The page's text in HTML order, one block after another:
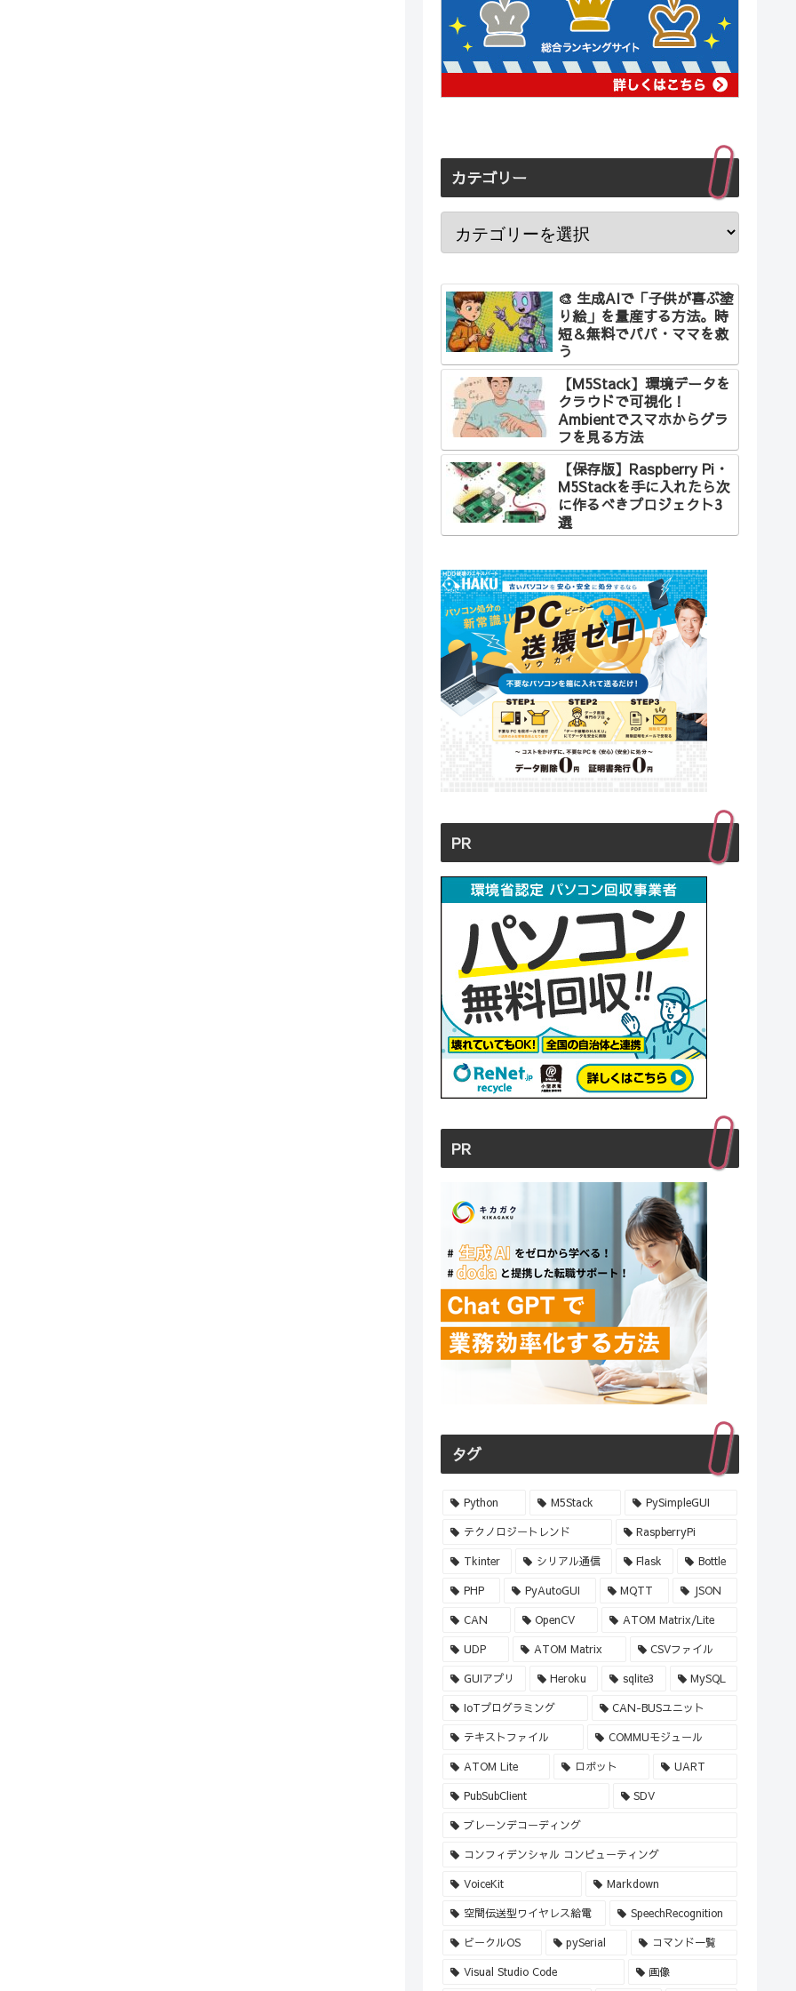
カテゴリー
🎨 生成AIで「子供が喜ぶ塗
り絵」を量産する方法。時
短＆無料でパパ・ママを救
う
【M5Stack】環境データを
クラウドで可視化！
Ambientでスマホからグラ
フを見る方法
【保存版】Raspberry Pi・
M5Stackを手に入れたら次
に作るべきプロジェクト3
選
PR
PR
タグ
Python M5Stack PySimpleGUI
テクノロジートレンド RaspberryPi
Tkinter シリアル通信 Flask Bottle
PHP PyAutoGUI MQTT JSON
CAN OpenCV ATOM Matrix/Lite
UDP ATOM Matrix CSVファイル
GUIアプリ Heroku sqlite3 MySQL
IoTプログラミング CAN-BUSユニット
テキストファイル COMMUモジュール
ATOM Lite ロボット UART
PubSubClient SDV
ブレーンデコーディング
コンフィデンシャル コンピューティング
VoiceKit Markdown
空間伝送型ワイヤレス給電 SpeechRecognition
ビークルOS pySerial コマンド一覧
Visual Studio Code 画像